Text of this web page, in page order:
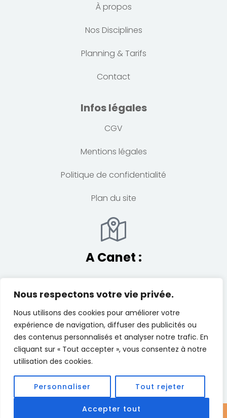
Nous respectons votre vie privée.
Nous utilisons des cookies pour améliorer votre
expérience de navigation, diffuser des publicités ou
des contenus personnalisés et analyser notre trafic. En
cliquant sur « Tout accepter », vous consentez à notre
utilisation des cookies.
Personnaliser Tout rejeter
Accepter tout
À propos
Nos Disciplines
Planning & Tarifs
Contact
Infos légales
CGV
Mentions légales
Politique de confidentialité
Plan du site
A Canet :
La Bastide
23 Avenue Guy Drut – Colline des loisirs,
Canet en Roussillon
Email:contact@ananta-studio.fr